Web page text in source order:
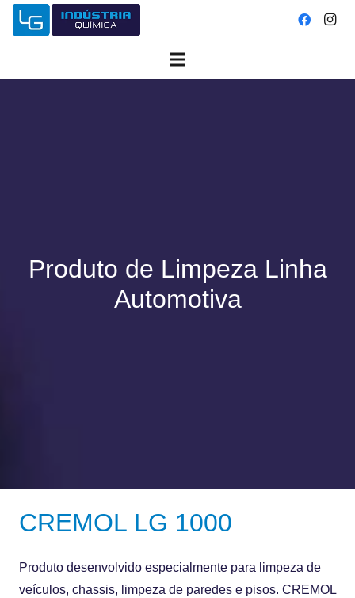
Produto de Limpeza Linha
Automotiva
CREMOL LG 1000
Produto desenvolvido especialmente para limpeza de
veículos, chassis, limpeza de paredes e pisos. CREMOL